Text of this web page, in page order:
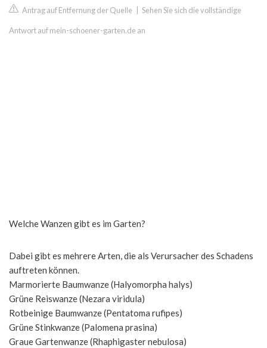
Antrag auf Entfernung der Quelle Sehen Sie sich die vollständige
Antwort auf mein-schoener-garten.de an
Welche Wanzen gibt es im Garten?
Dabei gibt es mehrere Arten, die als Verursacher des Schadens
auftreten können.
Marmorierte Baumwanze (Halyomorpha halys)
Grüne Reiswanze (Nezara viridula)
Rotbeinige Baumwanze (Pentatoma rufipes)
Grüne Stinkwanze (Palomena prasina)
Graue Gartenwanze (Rhaphigaster nebulosa)